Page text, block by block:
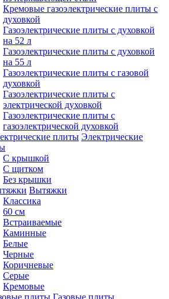
Кремовые газоэлектрические плиты с
духовкой
Газоэлектрические плиты с духовкой
на 52 л
Газоэлектрические плиты с духовкой
на 55 л
Газоэлектрические плиты с газовой
духовкой
Газоэлектрические плиты с
электрической духовкой
Газоэлектрические плиты с
газоэлектрической духовкой
Электрические
С крышкой
С щитком
Без крышки
Вытяжки
Классика
60 см
Встраиваемые
Каминные
Белые
Черные
Коричневые
Серые
Кремовые
Газовые плиты